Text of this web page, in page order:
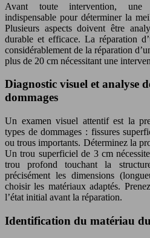
Avant toute intervention, une
indispensable pour déterminer la
Plusieurs aspects doivent être
durable et efficace. La réparation
considérablement de la réparation
plus de 20 cm nécessitant une
Diagnostic visuel et analyse
dommages
Un examen visuel attentif est la
types de dommages : fissures
ou trous importants. Déterminez la
Un trou superficiel de 3 cm
trou profond touchant la
précisément les dimensions
choisir les matériaux adaptés.
l’état initial avant la réparation.
Identification du matériau